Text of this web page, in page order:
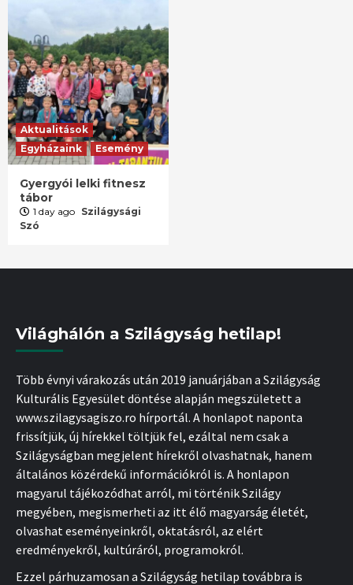
Aktualitások
Egyházaink
Esemény
Gyergyói lelki fitnesz
tábor
1 day ago Szilágysági
Szó
Világhálón a Szilágyság hetilap!
Több évnyi várakozás után 2019 januárjában a Szilágyság
Kulturális Egyesület döntése alapján megszületett a
www.szilagysagiszo.ro hírportál. A honlapot naponta
frissítjük, új hírekkel töltjük fel, ezáltal nem csak a
Szilágyságban megjelent hírekről olvashatnak, hanem
általános közérdekű információkról is. A honlapon
magyarul tájékozódhat arról, mi történik Szilágy
megyében, megismerheti az itt élő magyarság életét,
olvashat eseményeinkről, oktatásról, az elért
eredményekről, kultúráról, programokról.
Ezzel párhuzamosan a Szilágyság hetilap továbbra is